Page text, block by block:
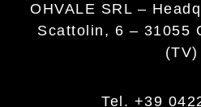
OHVALE SRL –
Scattolin, 6 – 31055
(TV)
Tel. +39